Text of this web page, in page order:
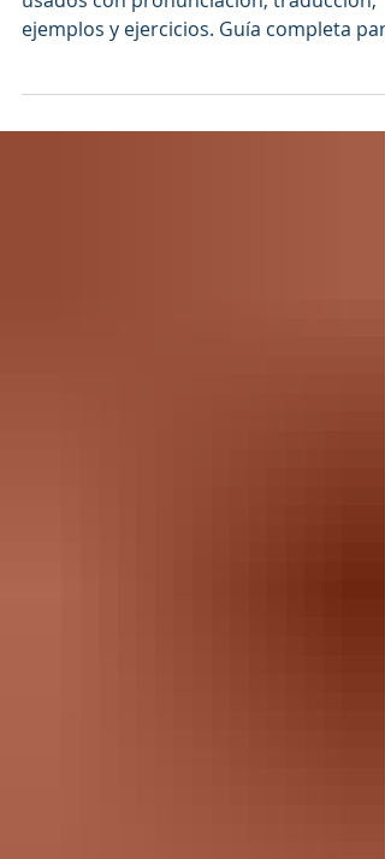
Aprende los adjetivos en inglés más